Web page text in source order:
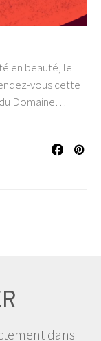
en beauté, le
vous cette
Domaine…
dans